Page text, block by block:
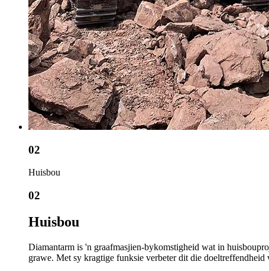
02
Huisbou
02
Huisbou
Diamantarm is 'n graafmasjien-bykomstigheid wat in
grawe. Met sy kragtige funksie verbeter dit die doeltreffendheid